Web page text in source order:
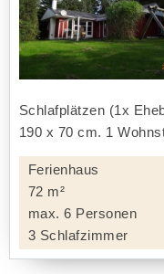
Schlafplätzen (1x
190 x 70 cm. 1
Ferienhaus
72 m²
max. 6 Personen
3 Schlafzimmer